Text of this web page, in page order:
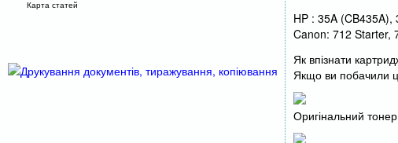
HP : 35A
Canon: 712 Starter,
Як впізнати
Якщо ви побачили
Оригінальний
Карта статей